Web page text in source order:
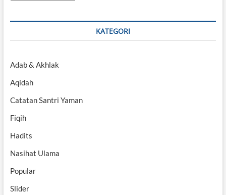
KATEGORI
Adab & Akhlak
Aqidah
Catatan Santri Yaman
Fiqih
Hadits
Nasihat Ulama
Popular
Slider